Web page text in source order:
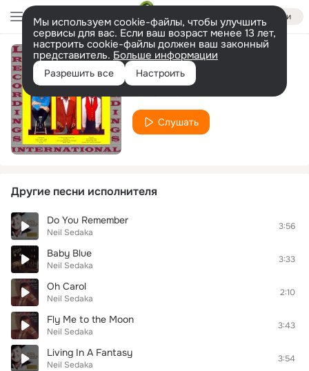
Войти
Мы используем cookie-файлы, чтобы улучшить
сервисы для вас. Если ваш возраст менее 13 лет,
настроить cookie-файлы должен ваш законный
представитель. Больше информации
Разрешить все Настроить
Too Late
Слушать
Другие песни исполнителя
Do You Remember
Neil Sedaka
3:56
Baby Blue
Neil Sedaka
3:33
Oh Carol
Neil Sedaka
2:10
Fly Me to the Moon
Neil Sedaka
3:43
Living In A Fantasy
Neil Sedaka
3:54